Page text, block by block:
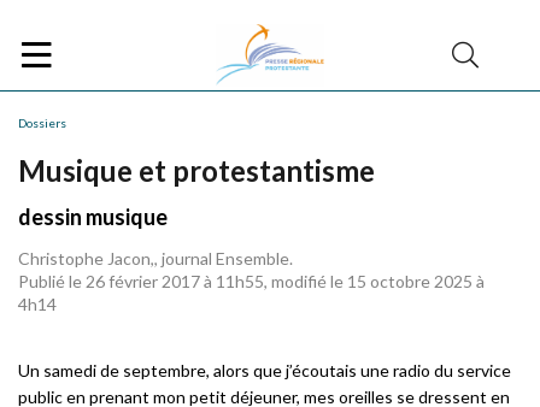
Dossiers
Musique et protestantisme
dessin musique
Christophe Jacon,, journal Ensemble.
Publié le 26 février 2017 à 11h55, modifié le 15 octobre 2025 à
4h14
Un samedi de septembre, alors que j’écoutais une radio du service
public en prenant mon petit déjeuner, mes oreilles se dressent en